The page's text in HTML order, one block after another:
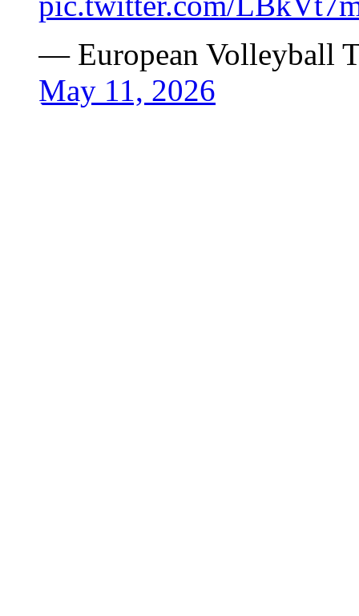
— European Volleyball
May 11, 2026